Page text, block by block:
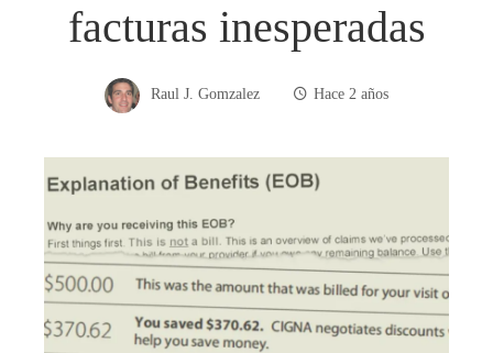
facturas inesperadas
Raul J. Gomzalez Hace 2 años